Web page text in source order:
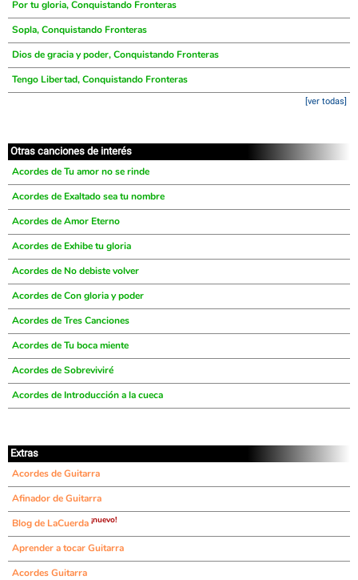
Por tu gloria, Conquistando Fronteras
Sopla, Conquistando Fronteras
Dios de gracia y poder, Conquistando Fronteras
Tengo Libertad, Conquistando Fronteras
[ver todas]
Otras canciones de interés
Acordes de Tu amor no se rinde
Acordes de Exaltado sea tu nombre
Acordes de Amor Eterno
Acordes de Exhibe tu gloria
Acordes de No debiste volver
Acordes de Con gloria y poder
Acordes de Tres Canciones
Acordes de Tu boca miente
Acordes de Sobreviviré
Acordes de Introducción a la cueca
Extras
Acordes de Guitarra
Afinador de Guitarra
Blog de LaCuerda ¡nuevo!
Aprender a tocar Guitarra
Acordes Guitarra